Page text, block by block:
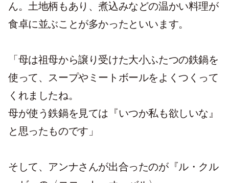
ん。土地柄もあり、煮込みなどの温かい料理が
食卓に並ぶことが多かったといいます。
「母は祖母から譲り受けた大小ふたつの鉄鍋を
使って、スープやミートボールをよくつくって
くれましたね。
母が使う鉄鍋を見ては『いつか私も欲しいな』
と思ったものです」
そして、アンナさんが出合ったのが『ル・クル